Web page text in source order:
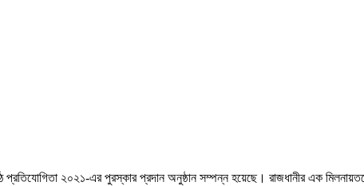
২০২১-এর পুরস্কার প্রদান অনুষ্ঠান সম্পন্ন হয়েছে। রাজধানীর এক